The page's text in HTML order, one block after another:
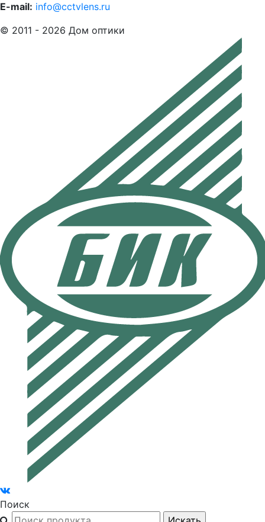
E-mail: info@cctvlens.ru
© 2011 - 2026 Дом оптики
Поиск